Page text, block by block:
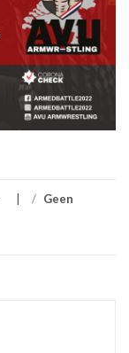
/ Geen